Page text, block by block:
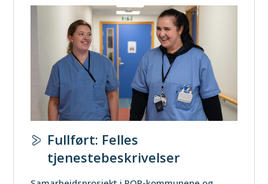
Fullført: Felles
tjenestebeskrivelser